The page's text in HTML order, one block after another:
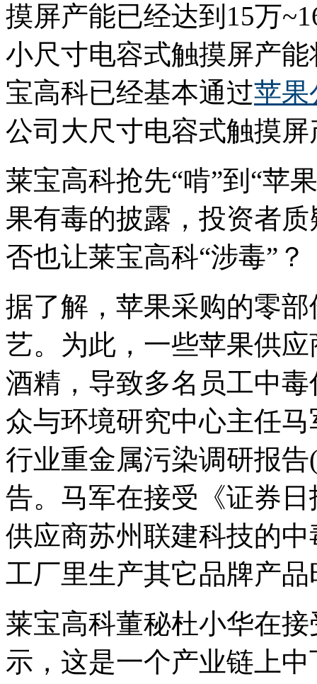
摸屏产能已经达到15万
小尺寸电容式触摸屏产
宝高科已经基本通过苹果
公司大尺寸电容式触摸
莱宝高科抢先“啃”到“苹
果有毒的披露，投资者
否也让莱宝高科“涉毒”？
据了解，苹果采购的零
艺。为此，一些苹果供
酒精，导致多名员工中
众与环境研究中心主任
行业重金属污染调研报
告。马军在接受《证券
供应商苏州联建科技的
工厂里生产其它品牌产
莱宝高科董秘杜小华在
示，这是一个产业链上